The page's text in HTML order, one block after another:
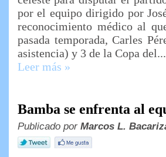
por el equipo dirigido por
reconocimiento médico al
pasada temporada, Carles
asistencia) y 3 de la Copa del...
Leer más »
Bamba se enfrenta al
Publicado por Marcos L.